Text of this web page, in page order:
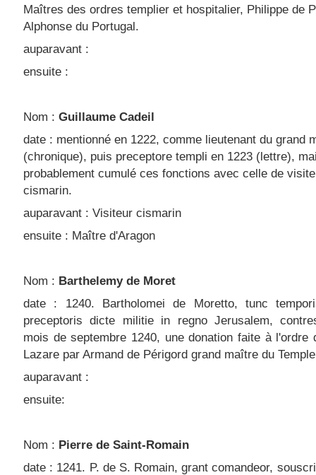
Maîtres des ordres templier et hospitalier, Philippe de
Alphonse du Portugal.
auparavant :
ensuite :
Nom : Guillaume Cadeil
date : mentionné en 1222, comme lieutenant du grand
(chronique), puis preceptore templi en 1223 (lettre),
probablement cumulé ces fonctions avec celle de
cismarin.
auparavant : Visiteur cismarin
ensuite : Maître d'Aragon
Nom : Barthelemy de Moret
date : 1240. Bartholomei de Moretto, tunc
preceptoris dicte militie in regno Jerusalem,
mois de septembre 1240, une donation faite à l'ordre
Lazare par Armand de Périgord grand maître du Temple
auparavant :
ensuite:
Nom : Pierre de Saint-Romain
date : 1241. P. de S. Romain, grant comandeor,